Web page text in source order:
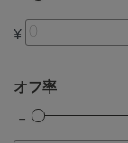
¥
オフ率